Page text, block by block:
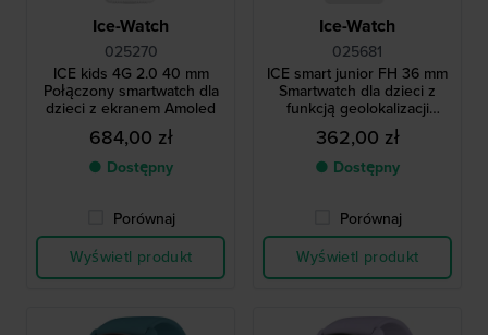
Ice-Watch
025270
ICE kids 4G 2.0 40 mm
Połączony smartwatch dla
dzieci z ekranem Amoled
684,00 zł
● Dostępny
Porównaj
Wyświetl produkt
Ice-Watch
025681
ICE smart junior FH 36 mm
Smartwatch dla dzieci z
funkcją geolokalizacji
Android Find Hub
362,00 zł
● Dostępny
Porównaj
Wyświetl produkt